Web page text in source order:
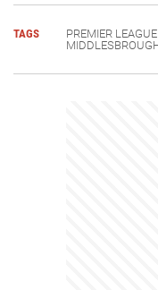
TAGS PREMIER LEAGUE